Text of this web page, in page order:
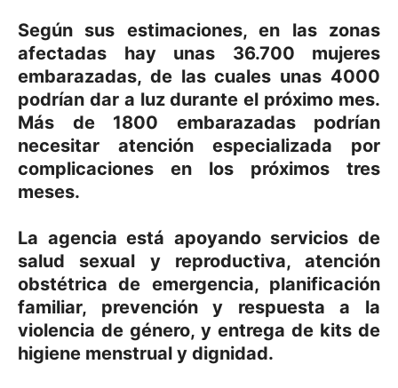
Según sus estimaciones, en las zonas
afectadas hay unas 36.700 mujeres
embarazadas, de las cuales unas 4000
podrían dar a luz durante el próximo mes.
Más de 1800 embarazadas podrían
necesitar atención especializada por
complicaciones en los próximos tres
meses.
La agencia está apoyando servicios de
salud sexual y reproductiva, atención
obstétrica de emergencia, planificación
familiar, prevención y respuesta a la
violencia de género, y entrega de kits de
higiene menstrual y dignidad.